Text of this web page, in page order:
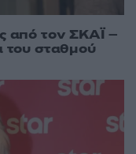
από τον ΣΚΑΪ –
του σταθμού